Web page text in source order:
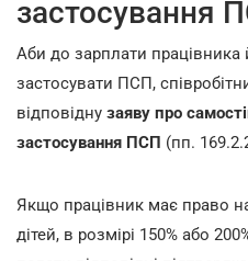
застосування
Аби до зарплати працівника
застосувати ПСП,
відповідну заяву про
застосування ПСП (пп.
Якщо працівник має право на
дітей, в розмірі 150% або